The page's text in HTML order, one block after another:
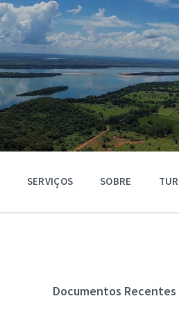
SERVIÇOS SOBRE
Documentos Recentes